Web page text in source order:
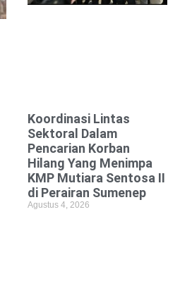
Koordinasi Lintas
Sektoral Dalam
Pencarian Korban
Hilang Yang Menimpa
KMP Mutiara Sentosa II
di Perairan Sumenep
Agustus 4, 2026